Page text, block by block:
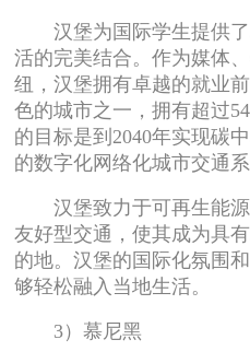
汉堡为国际学生提供了
活的完美结合。作为媒体
纽，汉堡拥有卓越的就业
色的城市之一，拥有超过
的目标是到2040年实现碳
的数字化网络化城市交通系
汉堡致力于可再生能源
友好型交通，使其成为具
的地。汉堡的国际化氛围
够轻松融入当地生活。
3）慕尼黑